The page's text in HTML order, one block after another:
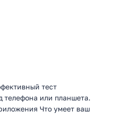
тест
телефона или планшета.
Что умеет ваш